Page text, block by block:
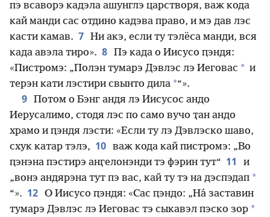
пэ всаворэ кадэла ашунглэ царстворя, важ кода
кай манди сас отдино кадэва право, и мэ дав лэс
касти камав. 7 Ни акэ, если ту тэлёса манди, вся
када авэла тиро». 8 Пэ када о Иисусо ԥэндя:
«Пистромэ: „Полэн тумарэ Дэвлэс лэ Иеговас * и
терэн кати лэстири свынто дила *“».
9 Потом о Бэнг андя лэ Иисусос андо
Иерусалимо, стодя лэс по само вучо ҭан андо
храмо и ԥэндя лэсти: «Если ту лэ Дэвлэско шаво,
схук катар тэлэ, 10 важ кода кай пистромэ: „Во
ԥэнэна пэстирэ анӷелонэнди тэ фэрин тут“ 11
и
„вонэ андярэна тут пэ вас, кай ту тэ на дэспэдап *
“». 12 О Иисусо ԥэндя: «Сас ԥэндо: „На́ заставин
тумарэ Дэвлэс лэ Иеговас тэ сыкавэл пэско зор *